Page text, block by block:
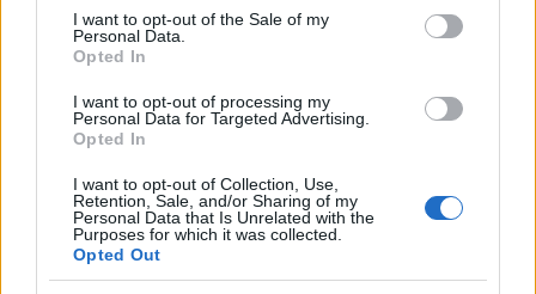
consent section.
I want to opt-out of the Sale of my
Personal Data.
Opted In
I want to opt-out of processing my
Personal Data for Targeted Advertising.
Opted In
I want to opt-out of Collection, Use,
Retention, Sale, and/or Sharing of my
Personal Data that Is Unrelated with the
Purposes for which it was collected.
Opted Out
Országos hírek
Túlfogyasztás napja - július 30-ra felhasználta az
Ma van idén a túlfogyasztás világnapja: az emberiség eddigre
használta fel mindazokat a természeti erőforrásokat, amelyeket
bolygónk egy év alatt képes megújítani. Ettől a naptól kezdve
ökológiai értelemben már „hitelből élünk” – hívta fel a figyelmet